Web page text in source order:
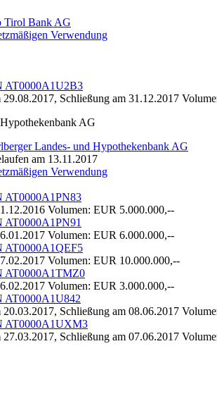
Tirol Bank AG
Verwendung
AT0000A1U2B3
Schließung am 31.12.2017
AG
Landes- und Hypothekenbank AG
am 13.11.2017
Verwendung
AT0000A1PN83
Volumen: EUR 5.000.000,--
AT0000A1PN91
Volumen: EUR 6.000.000,--
AT0000A1QEF5
Volumen: EUR 10.000.000,--
AT0000A1TMZ0
Volumen: EUR 3.000.000,--
AT0000A1U842
Schließung am 08.06.2017
AT0000A1UXM3
Schließung am 07.06.2017